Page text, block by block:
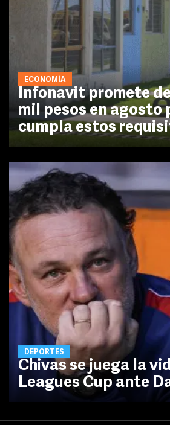
ECONOMÍA
Infonavit promete
mil pesos en agosto
cumpla estos
DEPORTES
Chivas se juega la
Leagues Cup ante